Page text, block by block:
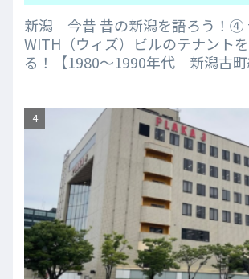
新潟 今昔 昔の新潟を語ろう！④
WITH（ウィズ）ビルのテナント
る！【1980～1990年代 新潟古町